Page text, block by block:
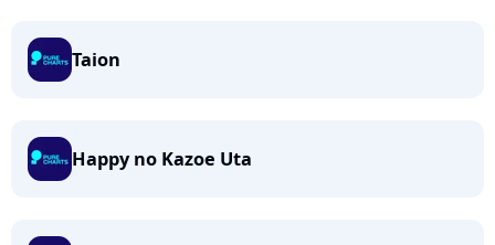
Taion
Happy no Kazoe Uta